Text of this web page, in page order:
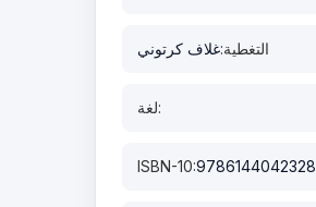
التغطية:غلاف كرتوني
لغة:
ISBN-10:9786144042328